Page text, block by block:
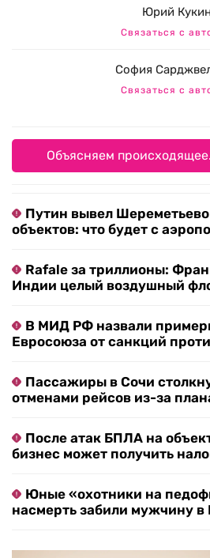
Юрий Кукин
Связаться с
София
Связаться с
Объясняем
Путин вывел Шереметьево
объектов: что будет с
Rafale за триллионы:
Индии целый воздушный
В МИД РФ назвали
Евросоюза от санкций
Пассажиры в Сочи
отменами рейсов из-за
После атак БПЛА на
бизнес может получить
Юные «охотники на
насмерть забили мужчину в